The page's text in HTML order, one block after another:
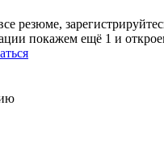
резюме,
покажем ещё 1 и